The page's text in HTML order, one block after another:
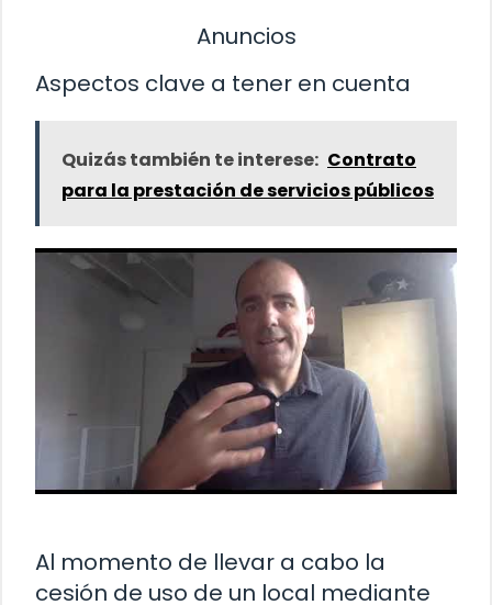
Anuncios
Aspectos clave a tener en cuenta
Quizás también te interese: Contrato
para la prestación de servicios públicos
Al momento de llevar a cabo la
cesión de uso de un local mediante